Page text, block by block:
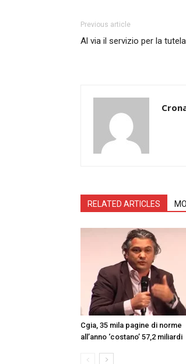
Previous article
Al via il servizio per la
RELATED ARTICLES
Cgia, 35 mila pagine di norme
all’anno ‘costano’ 57,2 miliardi